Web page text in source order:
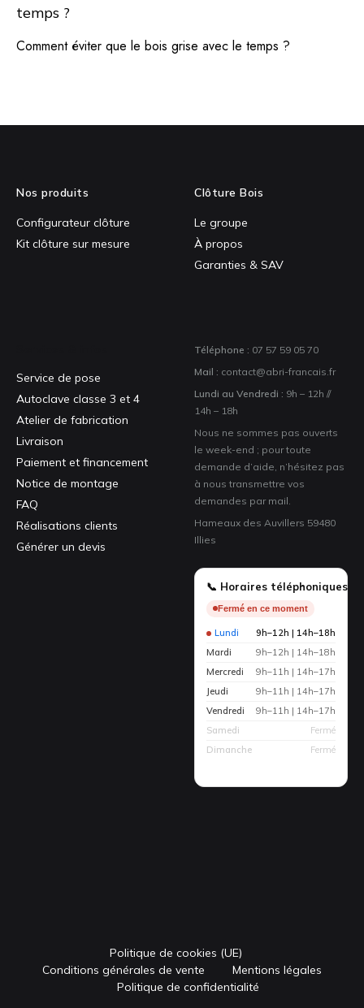
Comment éviter que le bois grise avec le temps ?
Nos produits
Configurateur clôture
Kit clôture sur mesure
Clôture Bois
Le groupe
À propos
Garanties & SAV
Service de pose
Autoclave classe 3 et 4
Atelier de fabrication
Livraison
Paiement et financement
Notice de montage
FAQ
Réalisations clients
Générer un devis
Téléphone : 07 57 59 05 70
Mail : contact@abri-francais.fr
Lundi au Vendredi : 9h – 12h //
14h – 18h
Nous ne sommes pas ouverts
le week-end ; pour toute
demande d’aide, n’hésitez pas
à nous transmettre vos
demandes par mail.
Hameaux des Auvillers 59480
Illies
📞 Horaires téléphoniques
Fermé en ce moment
Lundi
9h–12h | 14h–18h
Mardi
9h–12h | 14h–18h
Mercredi
9h–11h | 14h–17h
Jeudi
9h–11h | 14h–17h
Vendredi
9h–11h | 14h–17h
Samedi
Fermé
Dimanche
Fermé
Politique de cookies (UE)
Conditions générales de vente
Mentions légales
Politique de confidentialité